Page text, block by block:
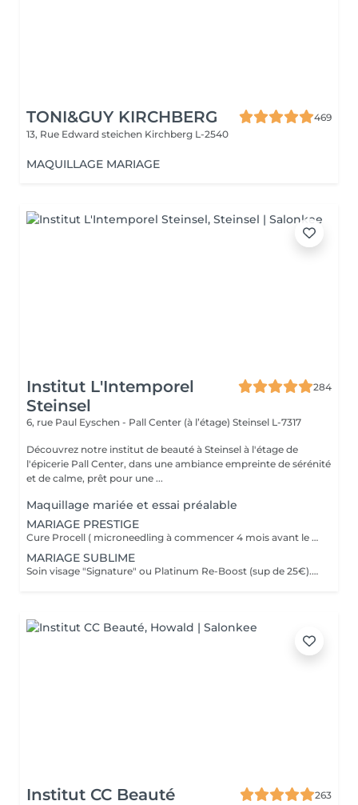
TONI&GUY KIRCHBERG
469
13, Rue Edward steichen Kirchberg L-2540
MAQUILLAGE MARIAGE
Institut L'Intemporel
Steinsel
284
6, rue Paul Eyschen - Pall Center (à l’étage) Steinsel L-7317
Découvrez notre institut de beauté à Steinsel à l'étage de
l'épicerie Pall Center, dans une ambiance empreinte de sérénité
et de calme, prêt pour une ...
Maquillage mariée et essai préalable
MARIAGE PRESTIGE
Cure Procell ( microneedling à commencer 4 mois avant le jour J) ou cure Soin Signature. Gommage du corps et massage 1h : 1 semaine avant le jour J. Beauté des mains et beauté des pieds ( vernis semi permanent en supplément): 2 jours avant le jour J. Maquillage Mariée, le jour J + essai à votre convenance. Épilations au choix ( jambes entières, maillot intégral, aisselles , visage ou - ), 2 jours avant le jour J. Dates modulables évidemment. 1099€ à la place de 1435€.
MARIAGE SUBLIME
Soin visage "Signature" ou Platinum Re-Boost (sup de 25€). 1 semaine avant le jour J. Gommage du corps. 2 à 3 jours avant le jour J. Massage détente dos et épaules. 1 jour avant le jour J Beauté des pieds+ vernis simple ( semi permanent +6€). 2 jours avant le jour J Beauté des mains+ vernis classique ( semi permanent +15€). 2 à 3 jours avant le jour J Maquillage Mariée + essai. le jour J et l'essai au choix Épilations au choix ( jambes entières, maillot intégral, aisselles , visage ou - ), ( cire classique ). 3 jours avant le jour J Forfait à planifier avec votre esthéticienne, dates modulables évidemment 599€ à la place de 728€
Institut CC Beauté
263